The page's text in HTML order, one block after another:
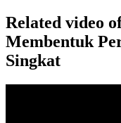
Related video
Membentuk
Singkat